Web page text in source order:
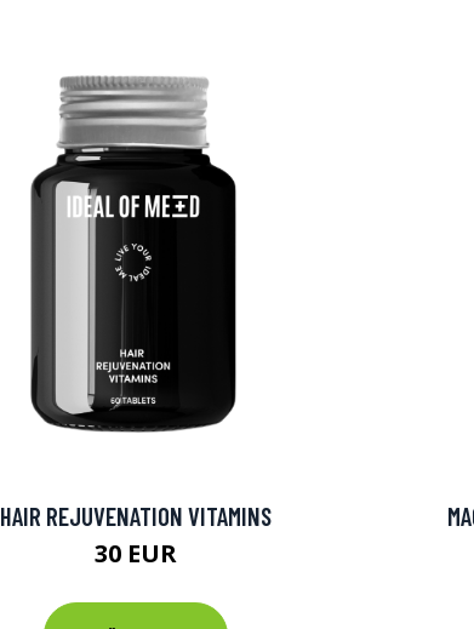
HAIR REJUVENATION VITAMINS
30 EUR